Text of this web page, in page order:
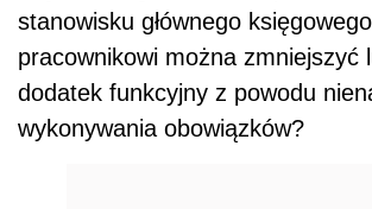
stanowisku głównego
pracownikowi można zmniejszyć
dodatek funkcyjny z powodu
wykonywania obowiązków?